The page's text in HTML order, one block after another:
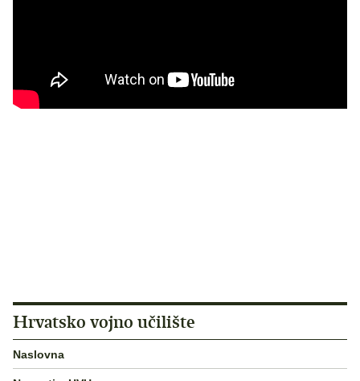
Hrvatsko vojno učilište
Naslovna